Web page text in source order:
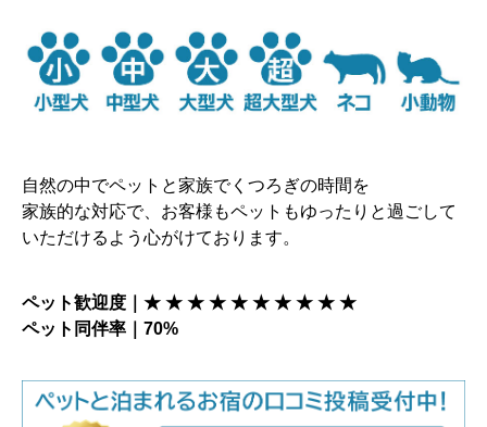
自然の中でペットと家族でくつろぎの時間を
家族的な対応で、お客様もペットもゆったりと過ごして
いただけるよう心がけております。
ペット歓迎度｜★ ★ ★ ★ ★ ★ ★ ★ ★ ★
ペット同伴率｜70%